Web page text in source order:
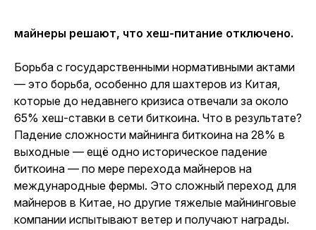
майнеры решают, что хеш-питание отключено.
Борьба с государственными нормативными актами
— это борьба, особенно для шахтеров из Китая,
которые до недавнего кризиса отвечали за около
65% хеш-ставки в сети биткоина. Что в результате?
Падение сложности майнинга биткоина на 28% в
выходные — ещё одно историческое падение
биткоина — по мере перехода майнеров на
международные фермы. Это сложный переход для
майнеров в Китае, но другие тяжелые майнинговые
компании испытывают ветер и получают награды.